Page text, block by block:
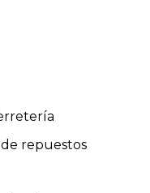
repuestos